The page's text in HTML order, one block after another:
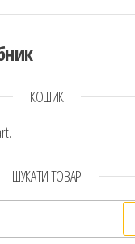
КОШИК
ШУКАТИ ТОВАР